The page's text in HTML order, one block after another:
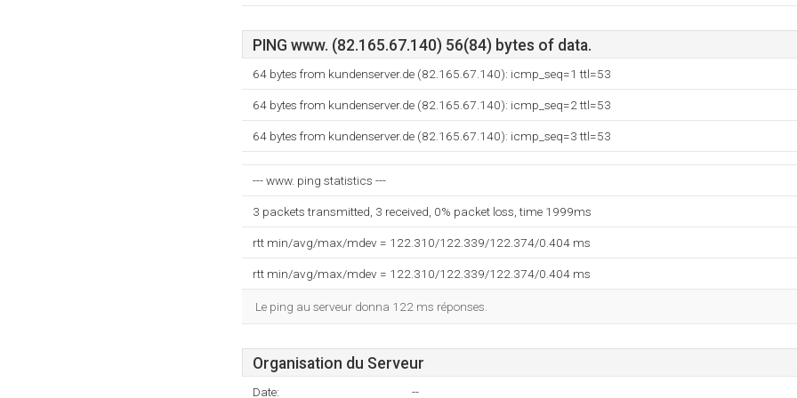
PING www. (82.165.67.140) 56(84) bytes of data.
64 bytes from kundenserver.de (82.165.67.140): icmp_seq=1 ttl=53
64 bytes from kundenserver.de (82.165.67.140): icmp_seq=2 ttl=53
64 bytes from kundenserver.de (82.165.67.140): icmp_seq=3 ttl=53
--- www. ping statistics ---
3 packets transmitted, 3 received, 0% packet loss, time 1999ms
rtt min/avg/max/mdev = 122.310/122.339/122.374/0.404 ms
rtt min/avg/max/mdev = 122.310/122.339/122.374/0.404 ms
Le ping au serveur donna 122 ms réponses.
Organisation du Serveur
Date: --